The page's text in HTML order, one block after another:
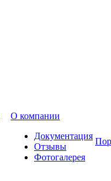
О компании
Документация
Отзывы
Фотогалерея